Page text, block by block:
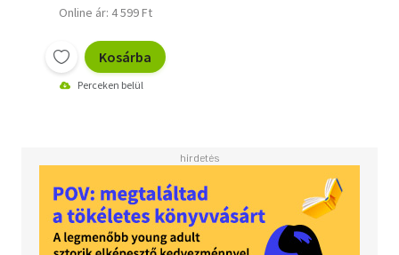
Online ár: 4 599 Ft
Kosárba
Perceken belül